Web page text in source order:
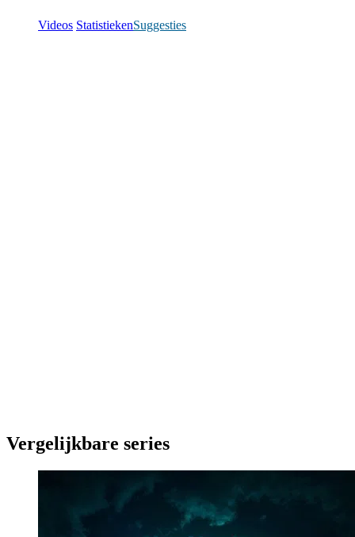
Videos StatistiekenSuggesties
Vergelijkbare series